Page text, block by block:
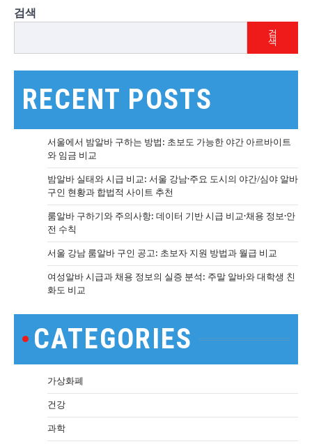
검색
검
색
RECENT POSTS
서울에서 밤알바 구하는 방법: 초보도 가능한 야간 아르바이트
와 임금 비교
밤알바 실태와 시급 비교: 서울 강남·주요 도시의 야간/심야 알바
구인 현황과 합법적 사이트 추천
룸알바 구하기와 주의사항: 데이터 기반 시급 비교·채용 정보·안
전 수칙
서울 강남 룸알바 구인 공고: 초보자 지원 방법과 월급 비교
여성알바 시급과 채용 정보의 실증 분석: 주말 알바와 대학생 친
화도 비교
CATEGORIES
가상화폐
건강
과학